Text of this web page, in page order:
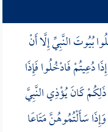
بُيُوتَ النَّبِيِّ إِلَّا أَنْ
دُعِيتُمْ فَادْخُلُوا فَإِذَا
كَانَ يُؤْذِي النَّبِيَّ
سَأَلْتُمُوهُنَّ مَتَاعًا